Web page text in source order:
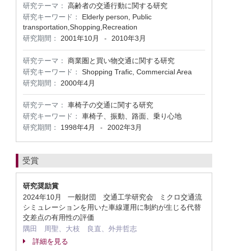
研究テーマ：
高齢者の交通行動に関する研究
研究キーワード：
Elderly person, Public
transportation,Shopping,Recreation
研究期間：
2001年10月 - 2010年3月
研究テーマ：
商業圏と買い物交通に関する研究
研究キーワード：
Shopping Trafic, Commercial Area
研究期間：
2000年4月
研究テーマ：
車椅子の交通に関する研究
研究キーワード：
車椅子、振動、路面、乗り心地
研究期間：
1998年4月 - 2002年3月
受賞
研究奨励賞
2024年10月 一般財団 交通工学研究会 ミクロ交通流
シミュレーションを用いた車線運用に制約が生じる代替
交差点の有用性の評価
隅田 周聖、大枝 良直、外井哲志
詳細を見る